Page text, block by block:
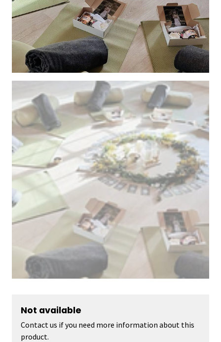
Not available
Contact us if you need more information about this
product.